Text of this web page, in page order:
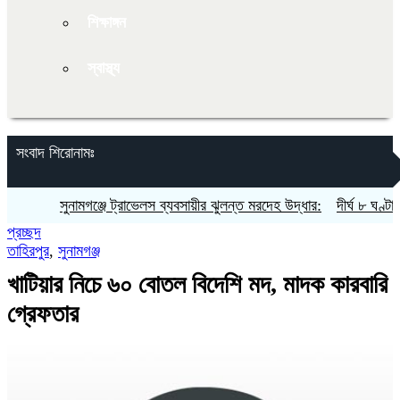
সংবাদ শিরোনামঃ
ট্রাভেলস ব্যবসায়ীর ঝুলন্ত মরদেহ উদ্ধার:
দীর্ঘ ৮ ঘণ্টা বিদ্যুৎহীন:
প্রচ্ছদ
তাহিরপুর, সুনামগঞ্জ
খাটিয়ার নিচে ৬০ বোতল বিদেশি মদ, মাদক কারবারি
গ্রেফতার